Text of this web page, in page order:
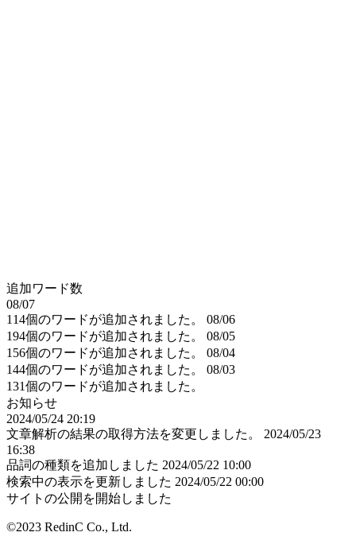
追加ワード数
08/07
114個のワードが追加されました。
08/06
194個のワードが追加されました。
08/05
156個のワードが追加されました。
08/04
144個のワードが追加されました。
08/03
131個のワードが追加されました。
お知らせ
2024/05/24 20:19
文章解析の結果の取得方法を変更しました。
2024/05/23
16:38
品詞の種類を追加しました 2024/05/22 10:00
検索中の表示を更新しました 2024/05/22 00:00
サイトの公開を開始しました
©2023 RedinC Co., Ltd.